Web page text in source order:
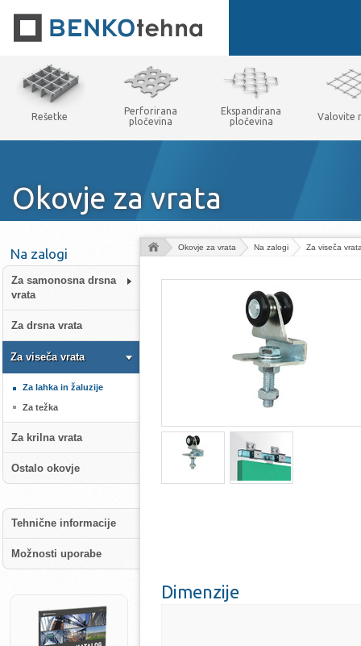
Rešetke
Perforirana
pločevina
Ekspandirana
pločevina
Valovite
Okovje za vrata
Okovje za vrata Na zalogi Za viseča
Dimenzije
Na zalogi
Za samonosna drsna
vrata
Za drsna vrata
Za viseča vrata
Za lahka in žaluzije
Za težka
Za krilna vrata
Ostalo okovje
Tehnične informacije
Možnosti uporabe